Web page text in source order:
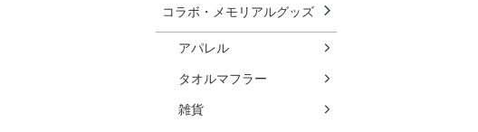
コラボ・メモリアルグッズ
アパレル
タオルマフラー
雑貨